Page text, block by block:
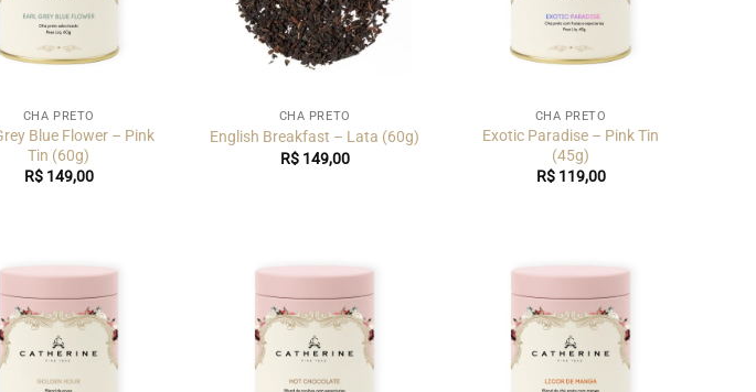
CHÁ PRETO
Blue Flower – Pink
Tin (60g)
R$149,00
CHÁ PRETO
English Breakfast – Lata (60g)
R$149,00
CHÁ PRETO
Exotic Paradise – Pink Tin
(45g)
R$119,00